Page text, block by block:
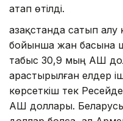
атап өтілді.
Қазақстанда сатып алу
бойынша жан басына
табыс 30,9 мың АҚШ
Қарастырылған елдер
көрсеткіш тек
АҚШ доллары.